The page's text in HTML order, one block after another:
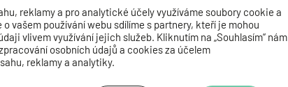
reklamy a pro analytické účely využíváme soubory cookie a
o vašem používání webu sdílíme s partnery, kteří je mohou
vlivem využívání jejich služeb. Kliknutím na „Souhlasím“ nám
osobních údajů a cookies za účelem
reklamy a analytiky.